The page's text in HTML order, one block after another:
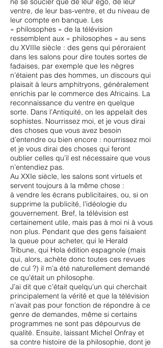
ventre, de leur bas-ventre, et du niveau de
leur compte en banque. Les
« philosophes » de la télévision
ressemblent aux « philosophes » au sens
du XVIIIe siècle : des gens qui péroraient
dans les salons pour dire toutes sortes de
fadaises, par exemple que les nègres
n’étaient pas des hommes, un discours qui
plaisait à leurs amphitryons, généralement
enrichis par le commerce des Africains. La
reconnaissance du ventre en quelque
sorte. Dans l’Antiquité, on les appelait des
sophistes. Nourrissez moi, et je vous dirai
des choses que vous avez besoin
d’entendre ou bien encore : nourrissez moi
et je vous dirai des choses qui feront
oublier celles qu’il est nécessaire que vous
n’entendiez pas.
Au XXIe siècle, les salons sont virtuels et
servent toujours à la même chose :
à vendre les écrans publicitaires, ou, si on
supprime la publicité, l’idéologie du
gouvernement. Bref, la télévision est
certainement utile, mais pas à moi ni à vous
non plus. Pendant que des gens faisaient
la queue pour acheter, qui le Herald
Tribune, qui Hola édition espagnole (mais
qui, alors, achète donc toutes ces revues
de cul ?) il m’a été naturellement demandé
ce qu’était un philosophe.
J’ai dit que c’était quelqu’un qui cherchait
principalement la vérité et que la télévision
n’avait pas pour fonction de répondre à ce
genre de demandes, même si certains
programmes ne sont pas dépourvus de
qualité. Ensuite, laissant Michel Onfray et
sa contre histoire de la philosophie, dont je